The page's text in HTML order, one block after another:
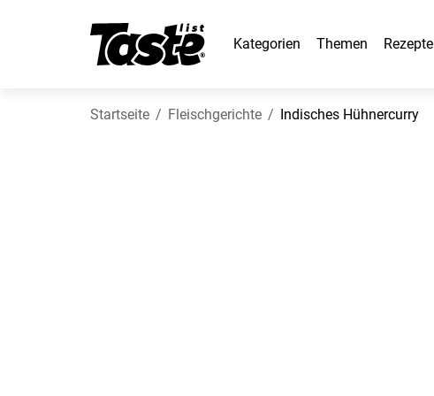
Kategorien Themen Rezepte
Startseite Fleischgerichte Indisches Hühnercurry